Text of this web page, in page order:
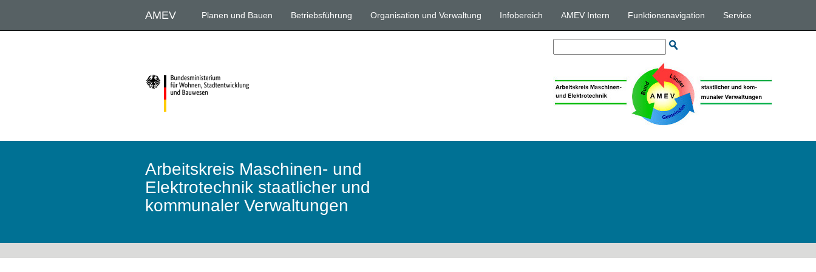
AMEV Planen und Bauen Betriebsführung Organisation und Verwaltung Infobereich AMEV Intern Funktionsnavigation Service
Arbeitskreis Maschinen- und
Elektrotechnik staatlicher und
kommunaler Verwaltungen